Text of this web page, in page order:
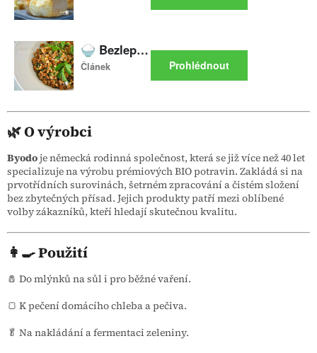
🌿 O výrobci
Byodoje německá rodinná společnost, která se již více než 40 let
specializuje na výrobu prémiových BIO potravin. Zakládá si na
prvotřídních surovinách, šetrném zpracování a čistém složení
bez zbytečných přísad. Jejich produkty patří mezi oblíbené
volby zákazníků, kteří hledají skutečnou kvalitu.
👩‍🍳 Použití
🧂 Do mlýnků na sůl i pro běžné vaření.
🍞 K pečení domácího chleba a pečiva.
🥬 Na nakládání a fermentaci zeleniny.